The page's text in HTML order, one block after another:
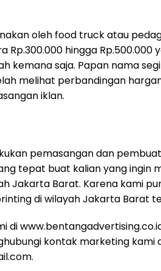
oleh food truck atau
hingga Rp.500.000
kemana saja. Papan nama
melihat perbandingan
iklan.
pemasangan dan
tepat buat kalian yang ingin
Jakarta Barat. Karena kami
di wilayah Jakarta Barat
di
kontak marketing kami
.